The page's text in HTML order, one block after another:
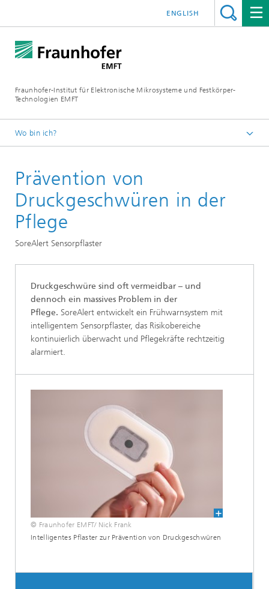
Fraunhofer-Institut für Elektronische Mikrosysteme und Festkörper-
Technologien EMFT
ENGLISH
Wo bin ich?
Projekte
Prävention von
Druckgeschwüren in der
Pflege
SoreAlert Sensorpflaster
Druckgeschwüre sind oft vermeidbar – und
dennoch ein massives Problem in der
Pflege. SoreAlert entwickelt ein Frühwarnsystem mit
intelligentem Sensorpflaster, das Risikobereiche
kontinuierlich überwacht und Pflegekräfte rechtzeitig
alarmiert.
© Fraunhofer EMFT/ Nick Frank
Intelligentes Pflaster zur Prävention von Druckgeschwüren